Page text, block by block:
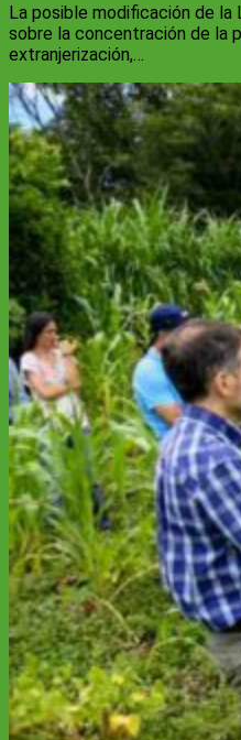
La posible modificación de
sobre la concentración de la
extranjerización,…